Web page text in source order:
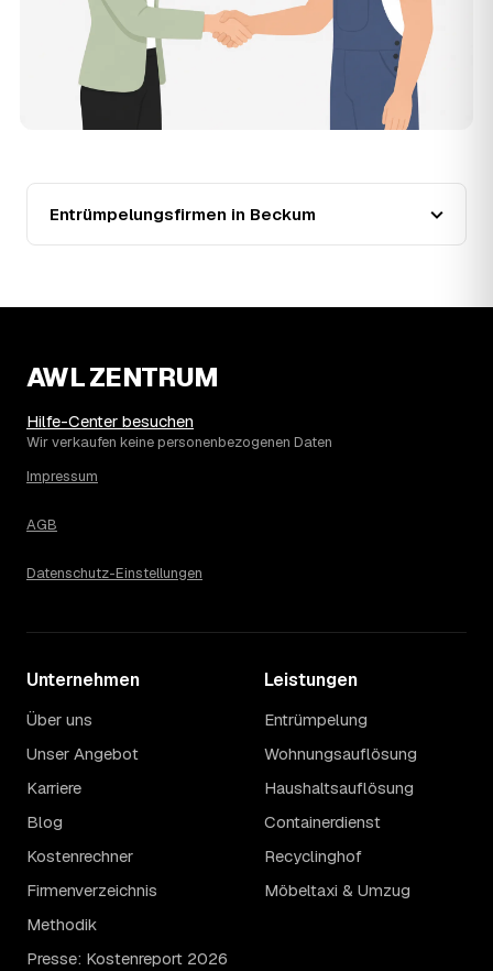
der Entrümpler, den Sie selbst auswählen.
Was kostet die Entrümpelung einer normalen
Wohnung in Beckum?
Für eine durchschnittliche Wohnung mit rund 65 m² liegen
die Kosten in Beckum bei etwa 1.840 €, das entspricht im
Schnitt rund 31,6 € je Quadratmeter. Zugänglichkeit
den Preis nach oben oder unten — den genauen
Festpreis nennt Ihnen der Entrümpler nach kurzer
Beschreibung.
13 Werden Entrümpelungen in Beckum in Zukunft
Seit 2021 verlief die Preisentwicklung in Beckum fallend
Daten zeigen: Wer frühzeitig anfragt, sichert sich das
wie sich der Markt weiterentwickelt.
14
Warum schwankt der Preis zwischen 540 und
Zugänglichkeit: Ein einzelner Keller oder Dachboden liegt
Auch anrechenbare Wertgegenstände oder ein hoher
Betrag für Ihren Fall erfahren Sie erst nach einer kurzen,
Entrümpelungsfirmen in Beckum
AWL ZENTRUM
Hilfe-Center besuchen
Wir verkaufen keine personenbezogenen Daten
Impressum
AGB
Datenschutz-Einstellungen
Unternehmen
Über uns
Unser Angebot
Karriere
Blog
Kostenrechner
Firmenverzeichnis
Methodik
Presse: Kostenreport 2026
Leistungen
Entrümpelung
Wohnungsauflösung
Haushaltsauflösung
Containerdienst
Recyclinghof
Möbeltaxi & Umzug